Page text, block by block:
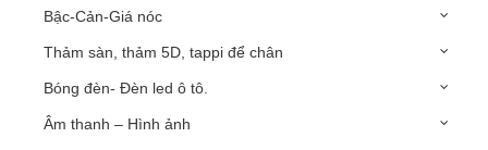
Bậc-Cản-Giá nóc
Thảm sàn, thảm 5D, tappi để chân
Bóng đèn- Đèn led ô tô.
Âm thanh – Hình ảnh